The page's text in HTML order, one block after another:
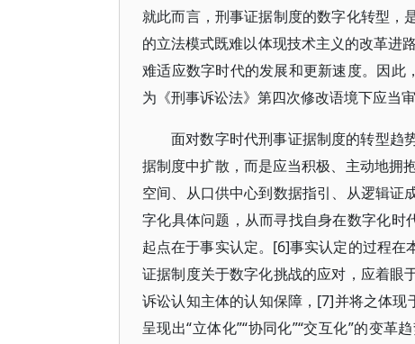
就此而言，刑事证据制度的数字化转型，
的立法模式既难以体现技术主义的改革进
难适应数字时代的发展和更新速度。因此
为《刑事诉讼法》第四次修改语境下应当审
面对数字时代刑事证据制度的转型趋
据制度中扩散，而是应当积极、主动地拥
空间、从口供中心到数据指引、从逻辑证
字化具体问题，从而寻找自身在数字化时
起点在于事实认定。[6]事实认定的过程
证据制度关于数字化挑战的应对，应着眼
诉讼认知主体的认知保障，[7]并将之体现
呈现出“立体化”“协同化”“交互化”的变